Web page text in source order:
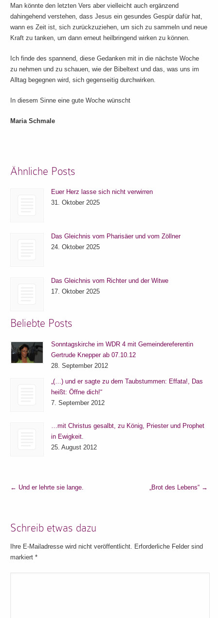
Man könnte den letzten Vers aber vielleicht auch ergänzend
dahingehend verstehen, dass Jesus ein gesundes Gespür dafür hat,
wann es Zeit ist, sich zurückzuziehen, um sich zu sammeln und neue
Kraft zu tanken, um dann erneut heilbringend wirken zu können.
Ich finde des spannend, diese Gedanken mit in die nächste Woche
zu nehmen und zu schauen, wie der Bibeltext und das, was uns im
Alltag begegnen wird, sich gegenseitig durchwirken.
In diesem Sinne eine gute Woche wünscht
Maria Schmale
Ähnliche Posts
Euer Herz lasse sich nicht verwirren
31. Oktober 2025
Das Gleichnis vom Pharisäer und vom Zöllner
24. Oktober 2025
Das Gleichnis vom Richter und der Witwe
17. Oktober 2025
Beliebte Posts
Sonntagskirche im WDR 4 mit Gemeindereferentin
Gertrude Knepper ab 07.10.12
28. September 2012
„(…) und er sagte zu dem Taubstummen: Effata!, Das
heißt: Öffne dich!“
7. September 2012
…mit Christus gesalbt, zu König, Priester und Prophet
in Ewigkeit.
25. August 2012
← Und er lehrte sie lange. „Brot des Lebens“ →
Schreib etwas dazu
Ihre E-Mailadresse wird nicht veröffentlicht. Erforderliche Felder sind
markiert*